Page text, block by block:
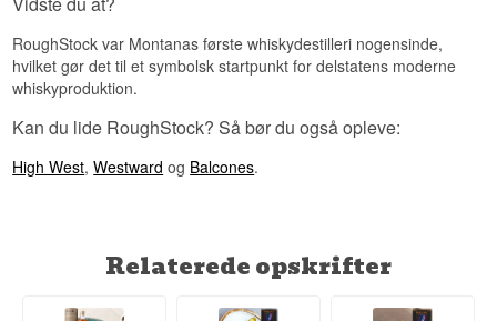
RoughStock var Montanas første whiskydestilleri nogensinde,
hvilket gør det til et symbolsk startpunkt for delstatens moderne
whiskyproduktion.
Kan du lide RoughStock? Så bør du også opleve:
High West,Westward og Balcones.
Relaterede opskrifter